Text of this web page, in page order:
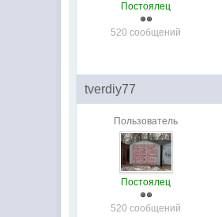
Постоялец
520 сообщений
tverdiy77
Пользователь
Постоялец
520 сообщений